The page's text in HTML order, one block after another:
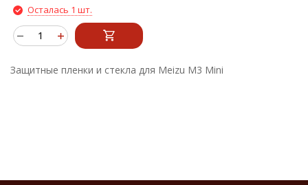
Осталась 1 шт.
Защитные пленки и стекла для Meizu M3 Mini